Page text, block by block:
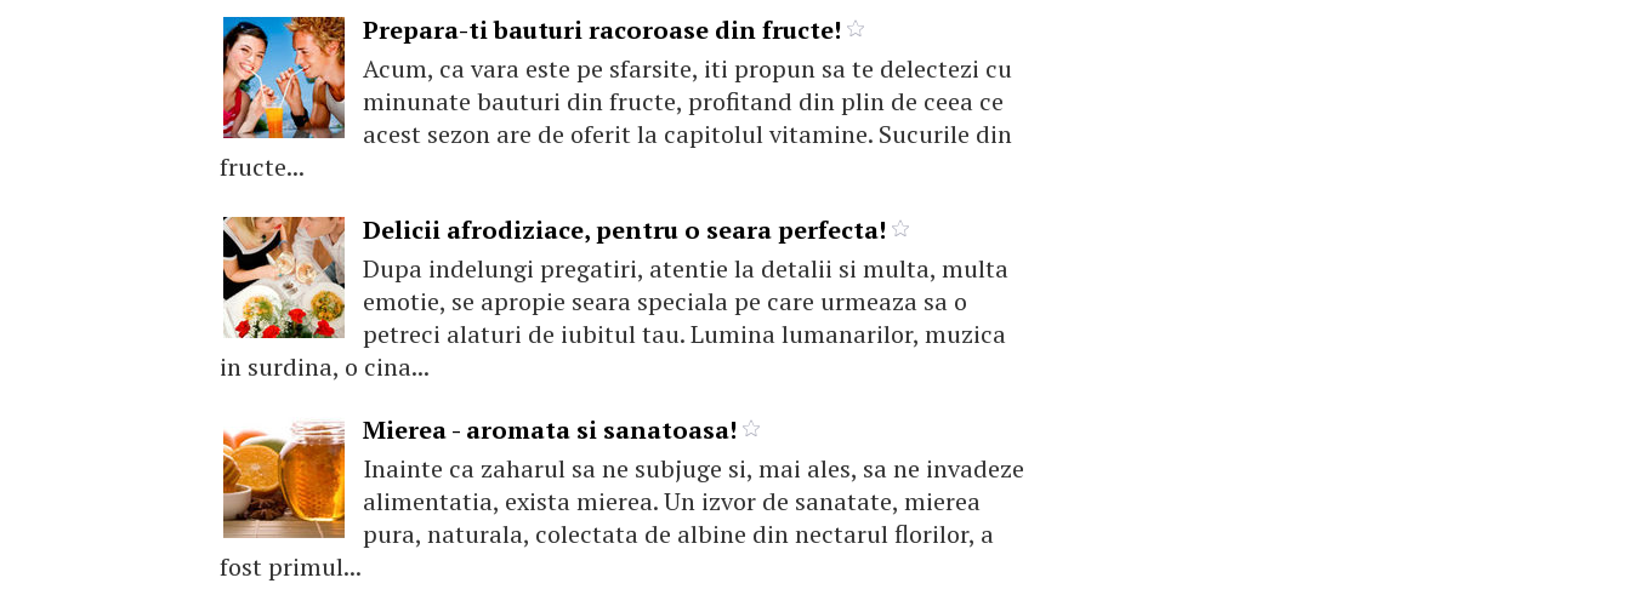
Prepara-ti bauturi racoroase din fructe!
Acum, ca vara este pe sfarsite, iti propun sa te delectezi cu
minunate bauturi din fructe, profitand din plin de ceea ce
acest sezon are de oferit la capitolul vitamine. Sucurile din
fructe...
Delicii afrodiziace, pentru o seara perfecta!
Dupa indelungi pregatiri, atentie la detalii si multa, multa
emotie, se apropie seara speciala pe care urmeaza sa o
petreci alaturi de iubitul tau. Lumina lumanarilor, muzica
in surdina, o cina...
Mierea - aromata si sanatoasa!
Inainte ca zaharul sa ne subjuge si, mai ales, sa ne invadeze
alimentatia, exista mierea. Un izvor de sanatate, mierea
pura, naturala, colectata de albine din nectarul florilor, a
fost primul...